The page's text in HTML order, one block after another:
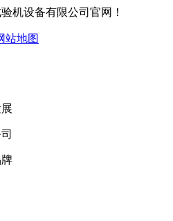
机设备有限公司官网！
站地图